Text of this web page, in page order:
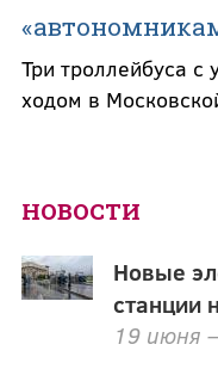
Три троллейбуса
ходом в
НОВОСТИ
Новые
станции
19 июня